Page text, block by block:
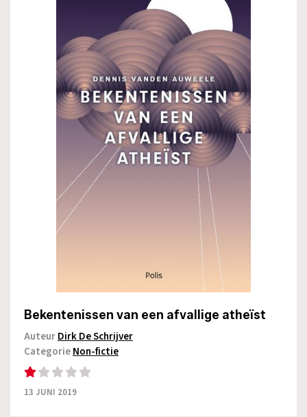
Bekentenissen van een afvallige atheïst
AuteurDirk De Schrijver
CategorieNon-fictie
13 JUNI 2019